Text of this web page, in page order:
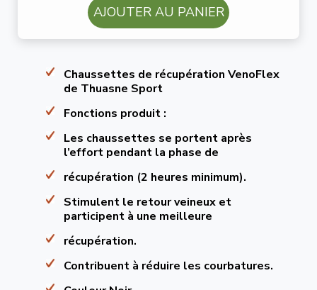
AJOUTER AU PANIER
Chaussettes de récupération VenoFlex
de Thuasne Sport
Fonctions produit :
Les chaussettes se portent après
l’effort pendant la phase de
récupération (2 heures minimum).
Stimulent le retour veineux et
participent à une meilleure
récupération.
Contribuent à réduire les courbatures.